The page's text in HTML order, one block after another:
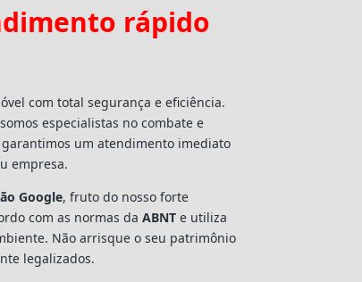
rápido
com total segurança e eficiência.
especialistas no combate e
um atendimento imediato
empresa.
Google, fruto do nosso forte
com as normas daABNT e utiliza
Não arrisque o seu patrimônio
legalizados.